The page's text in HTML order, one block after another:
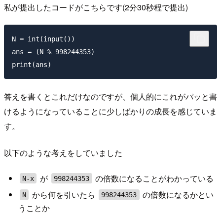
私が提出したコードがこちらです(2分30秒程で提出)
N = int(input())
ans = (N % 998244353)
答えを書くとこれだけなのですが、個人的にこれがパッと書
けるようになっていることに少しばかりの成長を感じていま
す。
以下のような考えをしていました
N-x が 998244353 の倍数になることがわかっている
N から何を引いたら 998244353
の倍数になるかとい
うことか